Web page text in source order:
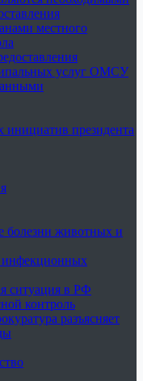
местного
услуг ОМСУ
инициатив президента
животных и
ситуация в РФ
контроль
разъясняет